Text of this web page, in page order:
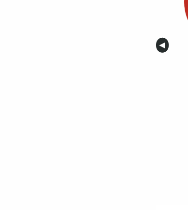
Anterior
◀︎